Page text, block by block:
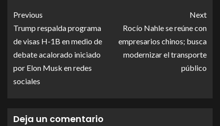
Previous
Trump respalda programa
de visas H-1B en medio de
debate acalorado iniciado
por Elon Musk en redes
sociales
Next
Rocío Nahle se reúne con
empresarios chinos; busca
modernizar el transporte
público
Deja un comentario